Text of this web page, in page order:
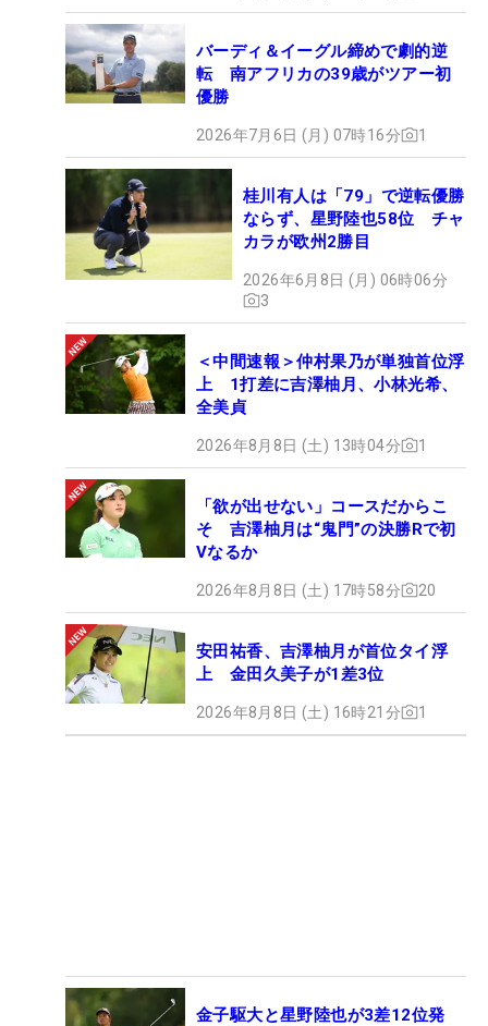
バーディ＆イーグル締めで劇的逆
転 南アフリカの39歳がツアー初
優勝
2026年7月6日 (月) 07時16分 1
桂川有人は「79」で逆転優勝
ならず、星野陸也58位 チャ
カラが欧州2勝目
2026年6月8日 (月) 06時06分
3
＜中間速報＞仲村果乃が単独首位浮
上 1打差に吉澤柚月、小林光希、
全美貞
2026年8月8日 (土) 13時04分 1
「欲が出せない」コースだからこ
そ 吉澤柚月は“鬼門”の決勝Rで初
Vなるか
2026年8月8日 (土) 17時58分 20
安田祐香、吉澤柚月が首位タイ浮
上 金田久美子が1差3位
2026年8月8日 (土) 16時21分 1
金子駆大と星野陸也が3差12位発